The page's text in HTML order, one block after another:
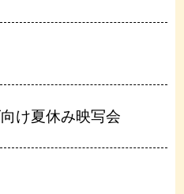
け夏休み映写会